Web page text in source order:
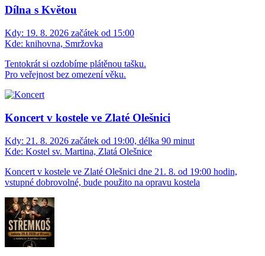
Dílna s Květou
Kdy: 19. 8. 2026 začátek od 15:00
Kde: knihovna, Smržovka
Tentokrát si ozdobíme plátěnou tašku.
Pro veřejnost bez omezení věku.
Koncert v kostele ve Zlaté Olešnici
Kdy: 21. 8. 2026 začátek od 19:00, délka 90 minut
Kde: Kostel sv. Martina, Zlatá Olešnice
Koncert v kostele ve Zlaté Olešnici dne 21. 8. od 19:00 hodin,
vstupné dobrovolné, bude použito na opravu kostela